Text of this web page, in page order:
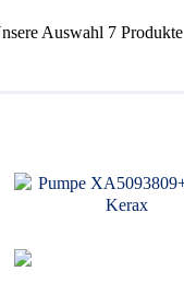
Auswahl 7 Produkte